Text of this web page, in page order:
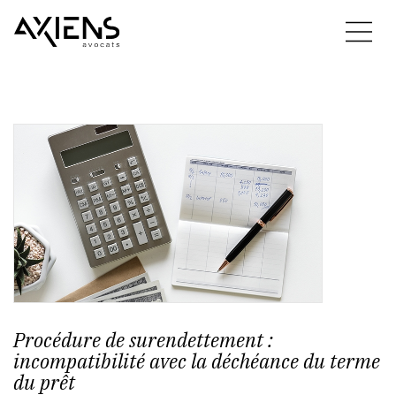
Procédure de surendettement :
incompatibilité avec la déchéance du terme
du prêt